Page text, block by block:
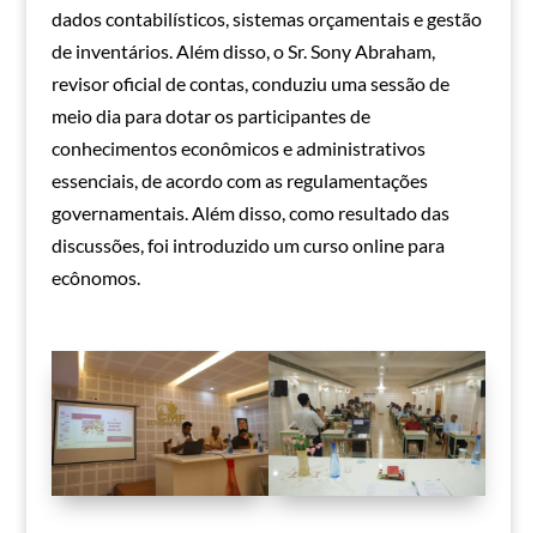
dados contabilísticos, sistemas orçamentais e gestão
de inventários. Além disso, o Sr. Sony Abraham,
revisor oficial de contas, conduziu uma sessão de
meio dia para dotar os participantes de
conhecimentos econômicos e administrativos
essenciais, de acordo com as regulamentações
governamentais. Além disso, como resultado das
discussões, foi introduzido um curso online para
ecônomos.